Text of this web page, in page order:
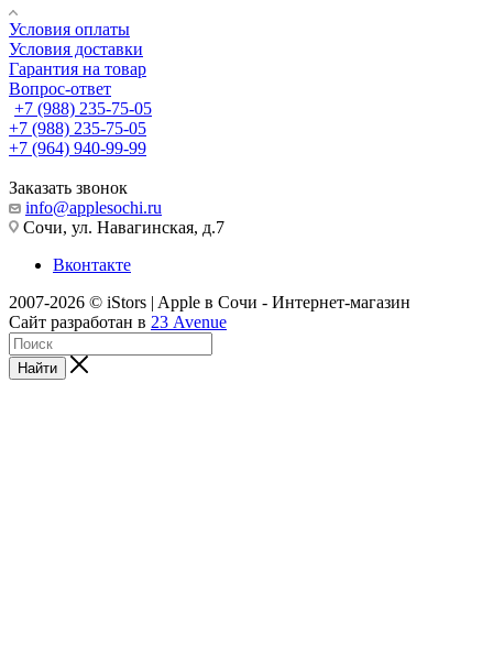
Условия оплаты
Условия доставки
Гарантия на товар
Вопрос-ответ
+7 (988) 235-75-05
+7 (988) 235-75-05
+7 (964) 940-99-99
Заказать звонок
info@applesochi.ru
Сочи, ул. Навагинская, д.7
Вконтакте
2007-2026 © iStors | Apple в Сочи - Интернет-магазин
Сайт разработан в 23 Avenue
Найти